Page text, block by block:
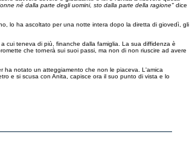
né dalla parte degli uomini, sto dalla parte della ragione" dice
lo ha ascoltato per una notte intera dopo la diretta di giovedì, gli
cui teneva di più, finanche dalla famiglia. La sua diffidenza è
che tornerà sui suoi passi, ma non di non riuscire ad avere
ha notato un atteggiamento che non le piaceva. L'amica
e si scusa con Anita, capisce ora il suo punto di vista e lo